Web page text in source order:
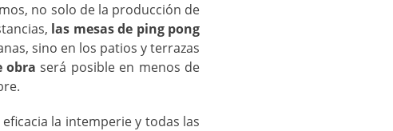
no solo de la producción de
las mesas de ping pong
sino en los patios y terrazas
obra será posible en menos de
la intemperie y todas las